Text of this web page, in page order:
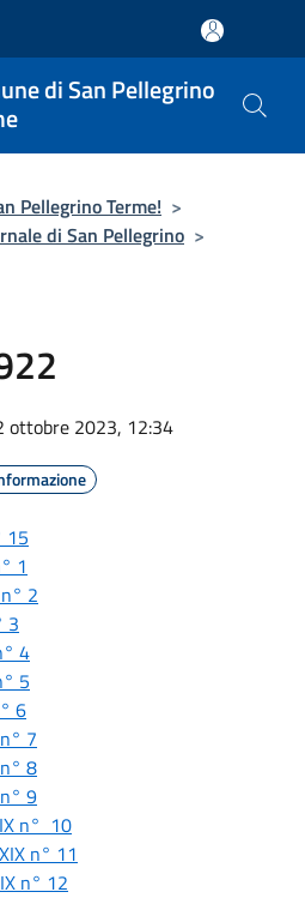
di San Pellegrino
Pellegrino Terme! >
di San Pellegrino >
ottobre 2023, 12:34
15
1
2
3
4
5
6
7
8
9
n° 10
n° 11
n° 12